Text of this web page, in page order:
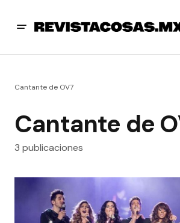
Cantante de OV7
Cantante de
3 publicaciones